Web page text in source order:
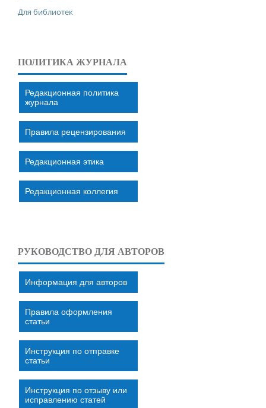
Для библиотек
ПОЛИТИКА ЖУРНАЛА
Редакционная политика
журнала
Правила рецензирования
Редакционная этика
Редакционная коллегия
РУКОВОДСТВО ДЛЯ АВТОРОВ
Информация для авторов
Правила оформления
статьи
Инструкция по отправке
статьи
Инструкция по отзыву или
исправлению статей